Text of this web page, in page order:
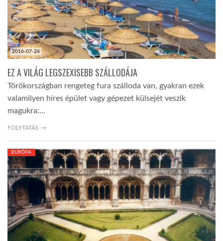
2016-07-26
EZ A VILÁG LEGSZEXISEBB SZÁLLODÁJA
Törökországban rengeteg fura szálloda van, gyakran ezek
valamilyen híres épület vagy gépezet külsejét veszik
magukra:…
FOLYTATÁS →
EURÓPA